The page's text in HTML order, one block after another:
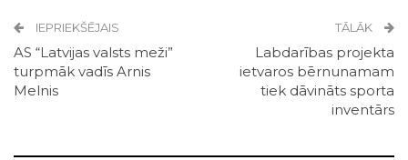
IEPRIEKŠĒJAIS
AS “Latvijas valsts meži”
turpmāk vadīs Arnis
Melnis
TĀLĀK
Labdarības projekta
ietvaros bērnunamam
tiek dāvināts sporta
inventārs